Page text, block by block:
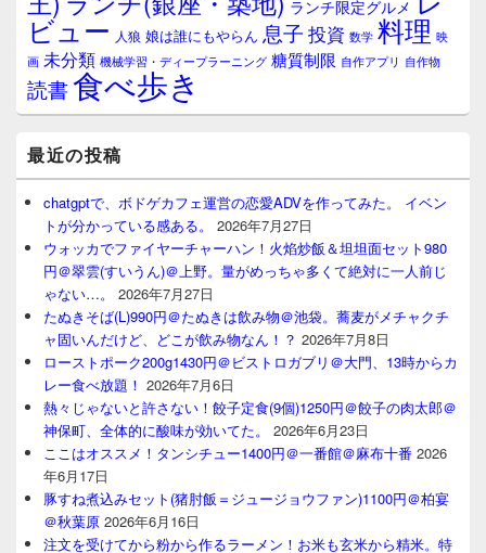
ランチ限定グルメ
ビュー 人狼 娘は誰にもやらん 息子 投資 数学 料理 映
画 未分類 機械学習・ディープラーニング 糖質制限 自作アプリ 自作物
読書食べ歩き
最近の投稿
chatgptで、ボドゲカフェ運営の恋愛ADVを作ってみた。 イベン
トが分かっている感ある。
2026年7月27日
ウォッカでファイヤーチャーハン！火焰炒飯＆坦坦面セット980
円＠翠雲(すいうん)＠上野。量がめっちゃ多くて絶対に一人前じ
ゃない…。
2026年7月27日
たぬきそば(L)990円＠たぬきは飲み物＠池袋。蕎麦がメチャクチ
ャ固いんだけど、どこが飲み物なん！？ 2026年7月8日
ローストポーク200g1430円＠ビストロガブリ＠大門、13時からカ
レー食べ放題！ 2026年7月6日
熱々じゃないと許さない！餃子定食(9個)1250円＠餃子の肉太郎＠
神保町、全体的に酸味が効いてた。
2026年6月23日
ここはオススメ！タンシチュー1400円＠一番館＠麻布十番 2026
年6月17日
豚すね煮込みセット(猪肘飯＝ジュージョウファン)1100円＠柏宴
＠秋葉原 2026年6月16日
注文を受けてから粉から作るラーメン！お米も玄米から精米。特